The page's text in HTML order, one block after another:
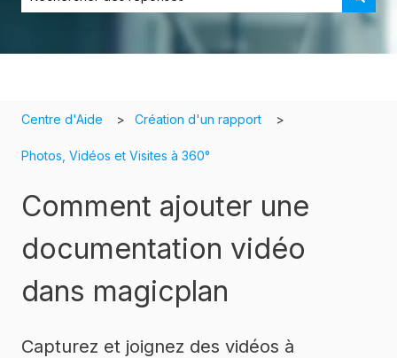
Il n'y a aucune suggestion car le champ de recherche est
Centre d'Aide Création d'un rapport
Photos, Vidéos et Visites à 360°
Comment ajouter une
documentation vidéo
dans magicplan
Capturez et joignez des vidéos à